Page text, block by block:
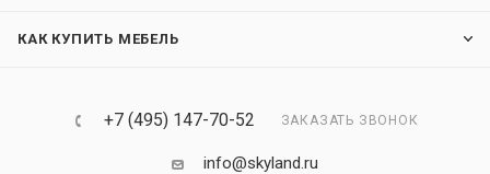
КАК КУПИТЬ МЕБЕЛЬ
+7 (495) 147-70-52 ЗАКАЗАТЬ ЗВОНОК
info@skyland.ru